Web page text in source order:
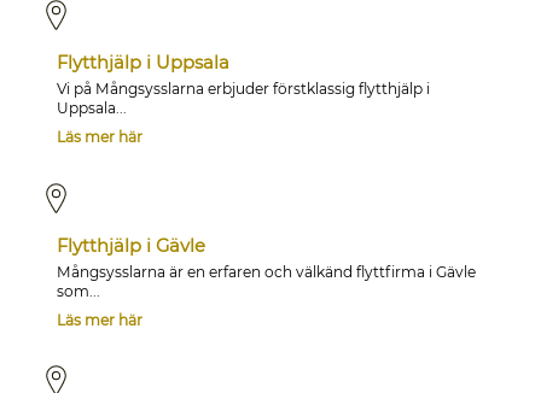
Flytthjälp i Uppsala
Vi på Mångsysslarna erbjuder förstklassig flytthjälp i
Uppsala...
Läs mer här
Flytthjälp i Gävle
Mångsysslarna är en erfaren och välkänd flyttfirma i Gävle
som...
Läs mer här